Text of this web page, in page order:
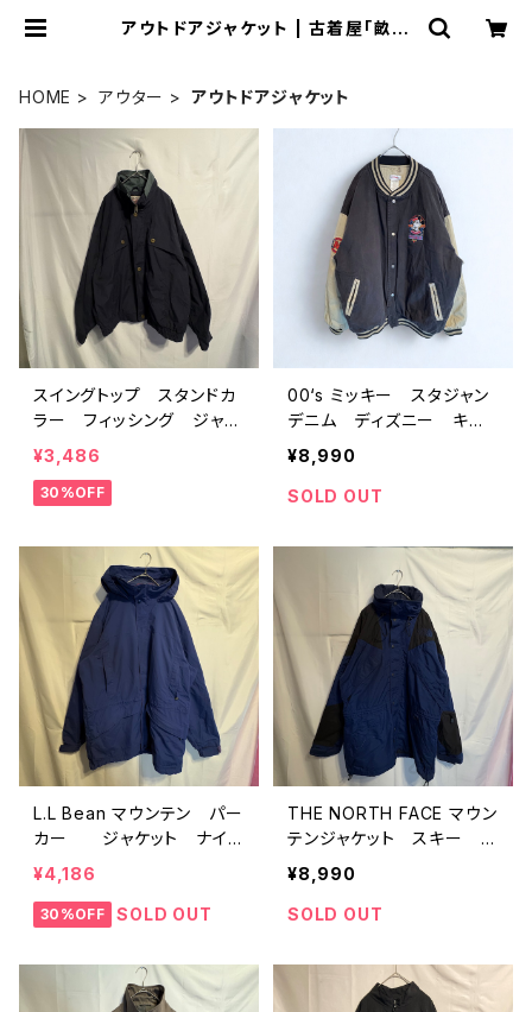
アウトドアジャケット | 古着屋「畝ル
HOME アウター アウトドアジャケット
スイングトップ スタンドカ
ラー フィッシング ジャケ
ット ブラック M
¥3,486
30%OFF
00‘s ミッキー スタジャン
デニム ディズニー キル
ティング 中綿 XL
¥8,990
SOLD OUT
L.L Bean マウンテン パー
カー ジャケット ナイ
ロン ネイビー L
¥4,186
30%OFF SOLD OUT
THE NORTH FACE マウン
テンジャケット スキー 中
綿 フード ネイビー ロ
¥8,990
SOLD OUT